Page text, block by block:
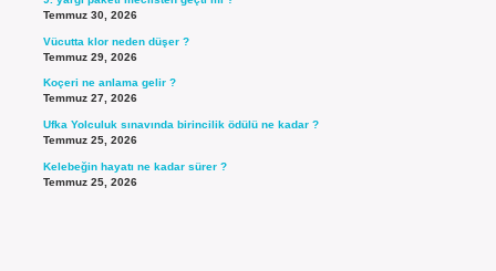
Temmuz 30, 2026
Vücutta klor neden düşer ?
Temmuz 29, 2026
Koçeri ne anlama gelir ?
Temmuz 27, 2026
Ufka Yolculuk sınavında birincilik ödülü ne kadar ?
Temmuz 25, 2026
Kelebeğin hayatı ne kadar sürer ?
Temmuz 25, 2026